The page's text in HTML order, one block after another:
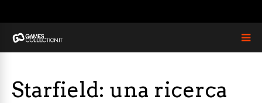
Starfield: una ricerca